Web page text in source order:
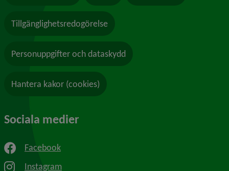
Tillgänglighetsredogörelse
Personuppgifter och dataskydd
Hantera kakor (cookies)
Sociala medier
Facebook
Instagram